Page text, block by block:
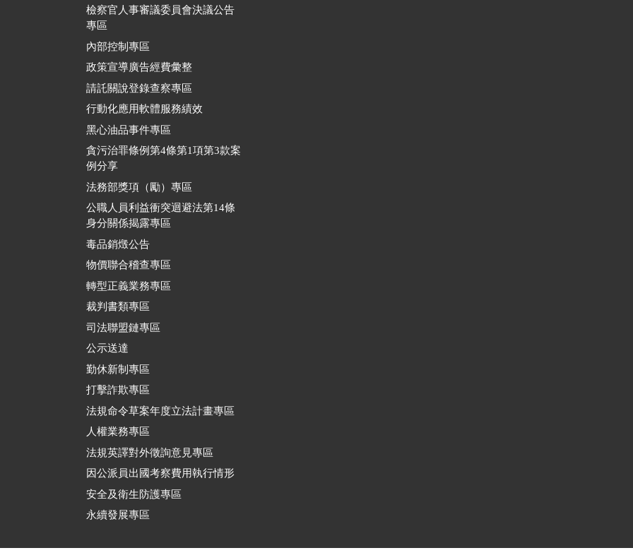
檢察官人事審議委員會決議公告
專區
內部控制專區
政策宣導廣告經費彙整
請託關說登錄查察專區
行動化應用軟體服務績效
黑心油品事件專區
貪污治罪條例第4條第1項第3款案
例分享
法務部獎項（勵）專區
公職人員利益衝突迴避法第14條
身分關係揭露專區
毒品銷燬公告
物價聯合稽查專區
轉型正義業務專區
裁判書類專區
司法聯盟鏈專區
公示送達
勤休新制專區
打擊詐欺專區
法規命令草案年度立法計畫專區
人權業務專區
法規英譯對外徵詢意見專區
因公派員出國考察費用執行情形
安全及衛生防護專區
永續發展專區